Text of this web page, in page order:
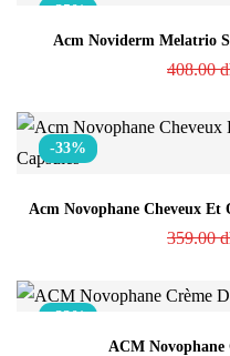
-35%
Acm Noviderm Melatrio
408.00
-33%
Acm Novophane Cheveux Et
359.00
-33%
ACM Novophane